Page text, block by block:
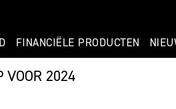
FINANCIËLE PRODUCTEN
VOOR 2024